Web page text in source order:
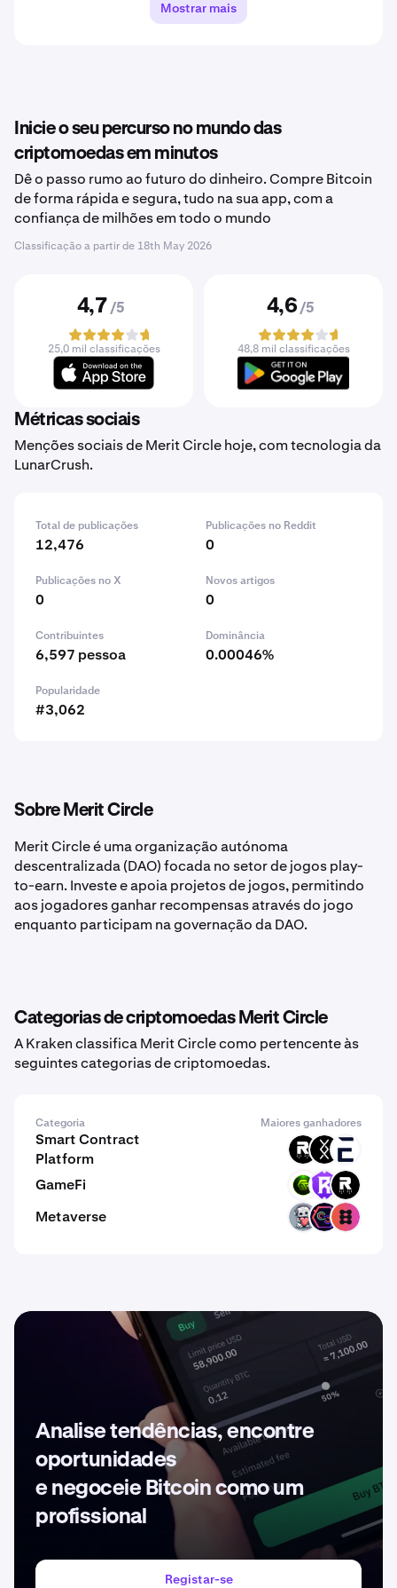
Mostrar mais
Inicie o seu percurso no mundo das
criptomoedas em minutos
Dê o passo rumo ao futuro do dinheiro. Compre Bitcoin
de forma rápida e segura, tudo na sua app, com a
confiança de milhões em todo o mundo
Classificação a partir de 18th May 2026
4,7 /5
25,0 mil classificações
4,6 /5
48,8 mil classificações
Métricas sociais
Menções sociais de Merit Circle hoje, com tecnologia da
LunarCrush.
Total de publicações
12,476
Publicações no Reddit
0
Publicações no X
0
Novos artigos
0
Contribuintes
6,597 pessoa
Dominância
0.00046%
Popularidade
#3,062
Sobre Merit Circle
Merit Circle é uma organização autónoma
descentralizada (DAO) focada no setor de jogos play-
to-earn. Investe e apoia projetos de jogos, permitindo
aos jogadores ganhar recompensas através do jogo
enquanto participam na governação da DAO.
Categorias de criptomoedas Merit Circle
A Kraken classifica Merit Circle como pertencente às
seguintes categorias de criptomoedas.
Categoria Maiores ganhadores
Smart Contract
Platform
ROOT DRC EVR
GameFi GMRT RST ROOT
Metaverse EMT DEOD SIXP
Analise tendências, encontre
oportunidades
e negoceie Bitcoin como um
profissional
Registar-se